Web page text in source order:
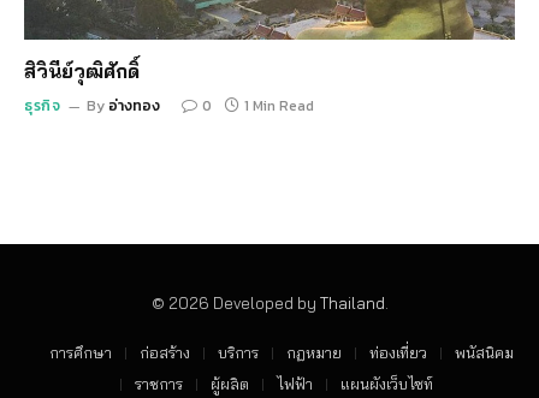
สิวินีย์วุฒิศักดิ์
ธุรกิจ By อ่างทอง 0 1 Min Read
© 2026 Developed by Thailand
การศึกษา ก่อสร้าง บริการ กฏหมาย ท่องเที่ยว
พนัสนิคม
ราชการ
ผู้ผลิต ไฟฟ้า แผนผังเว็บไซท์